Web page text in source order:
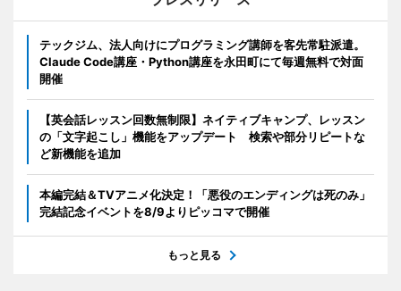
テックジム、法人向けにプログラミング講師を客先常駐派遣。
Claude Code講座・Python講座を永田町にて毎週無料で対面
開催
【英会話レッスン回数無制限】ネイティブキャンプ、レッスン
の「文字起こし」機能をアップデート 検索や部分リピートな
ど新機能を追加
本編完結＆TVアニメ化決定！「悪役のエンディングは死のみ」
完結記念イベントを8/9よりピッコマで開催
もっと見る